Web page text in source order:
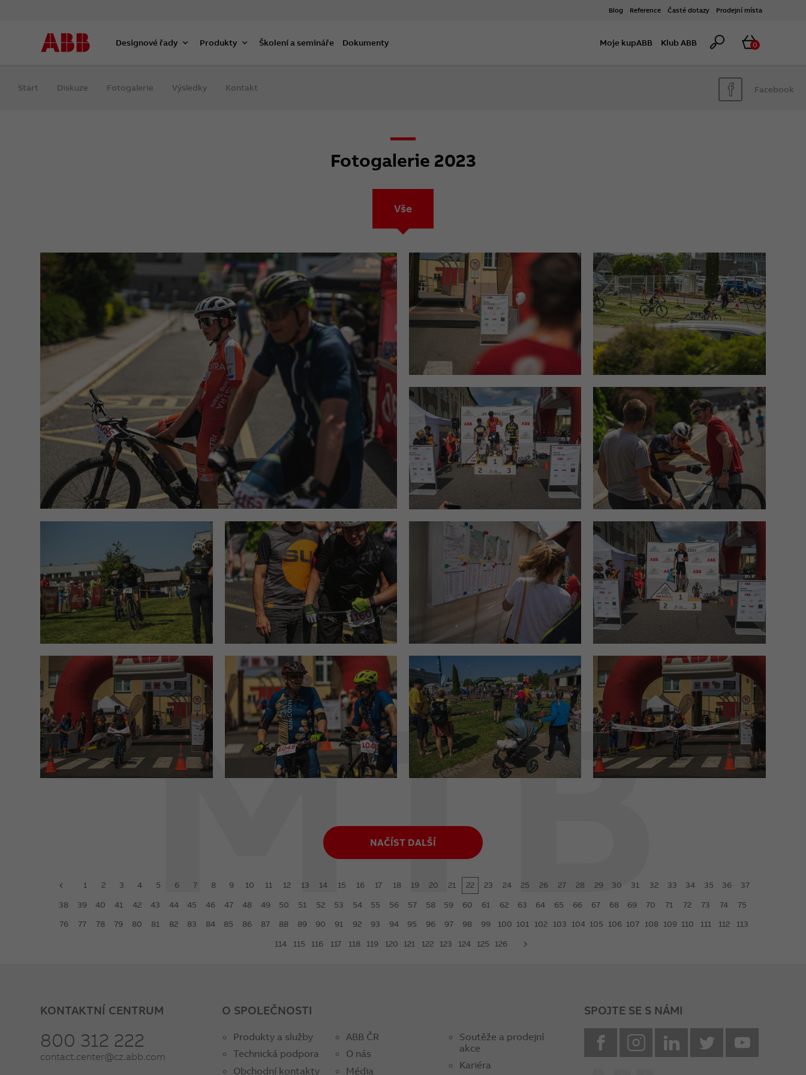
Blog Reference Časté dotazy Prodejní místa
Designové řady Produkty Školení a semináře Dokumenty Moje kupABB Klub ABB Hledat
0
Start Diskuze Fotogalerie Výsledky Kontakt Facebook
Fotogalerie 2023
Vše
NAČÍST DALŠÍ
1 2 3 4 5 6 7 8 9 10 11 12 13 14 15 16 17 18 19 20 21 22 23 24 25 26 27 28 29 30 31 32 33 34 35 36
37
38
39 40 41 42 43 44 45 46 47 48 49 50 51 52 53 54 55 56 57 58 59 60 61 62 63 64 65 66 67 68 69 70 71 72 73 74
75
76
77 78 79 80 81 82 83 84 85 86 87 88 89 90 91 92 93 94 95 96 97 98 99 100 101 102 103 104 105 106 107 108 109 110 111 112
113
114
115 116 117 118 119 120 121 122 123 124 125
126
KONTAKTNÍ CENTRUM
800 312 222
contact.center@cz.abb.com
O SPOLEČNOSTI
Produkty a služby
Technická podpora
Obchodní kontakty
ABB ČR
O nás
Média
Soutěže a prodejní
akce
Kariéra
SPOJTE SE S NÁMI
facebook instagramLinkedin twitter